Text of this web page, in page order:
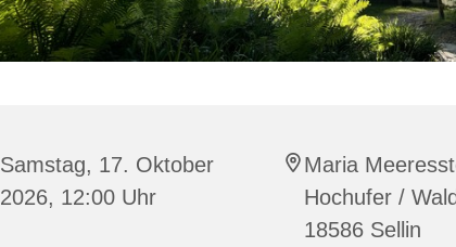
Samstag, 17. Oktober
2026, 12:00 Uhr
Maria
Hochufer /
18586 Sellin